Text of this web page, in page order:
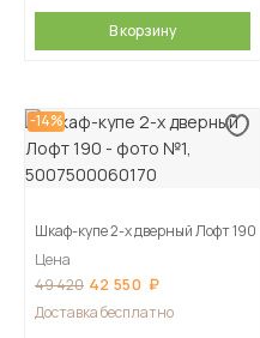
В корзину
-14%
Шкаф-купе 2-х дверный Лофт 190
Цена
49 420 42 550
Доставка бесплатно